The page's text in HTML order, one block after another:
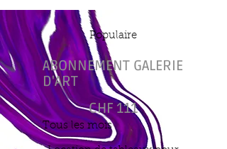
Populaire
ABONNEMENT GALERIE
D'ART
111 CHF
CHF111
Tous les mois